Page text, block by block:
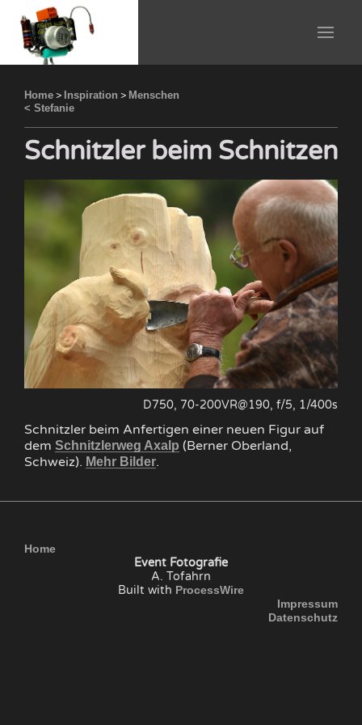
Home > Inspiration > Menschen
< Stefanie
Schnitzler beim Schnitzen
D750, 70-200VR@190, f/5, 1/400s
Schnitzler beim Anfertigen einer neuen Figur auf
dem Schnitzlerweg Axalp (Berner Oberland,
Schweiz). Mehr Bilder.
Home
Event Fotografie
A. Tofahrn
Built with ProcessWire
Impressum
Datenschutz